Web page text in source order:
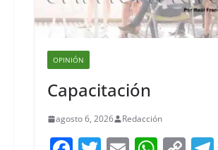
OPINIÓN
Capacitación
agosto 6, 2026 Redacción